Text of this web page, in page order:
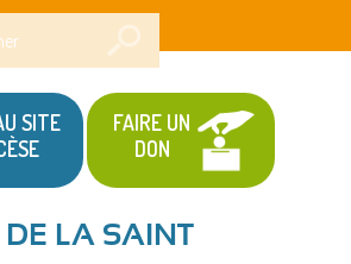
SITE
FAIRE UN
DON
DE LA SAINT